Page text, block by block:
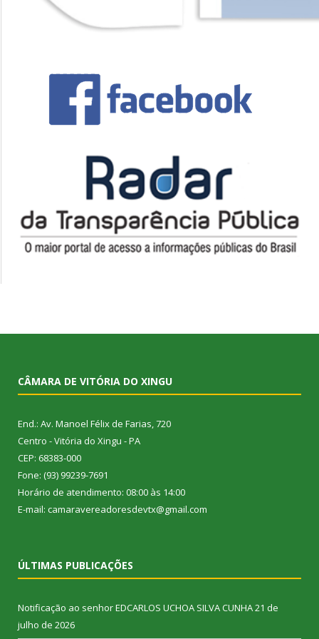
CÂMARA DE VITÓRIA DO XINGU
End.: Av. Manoel Félix de Farias, 720
Centro - Vitória do Xingu - PA
CEP: 68383-000
Fone: (93) 99239-7691
Horário de atendimento: 08:00 às 14:00
E-mail: camaravereadoresdevtx@gmail.com
ÚLTIMAS PUBLICAÇÕES
Notificação ao senhor EDCARLOS UCHOA SILVA CUNHA21 de
julho de 2026